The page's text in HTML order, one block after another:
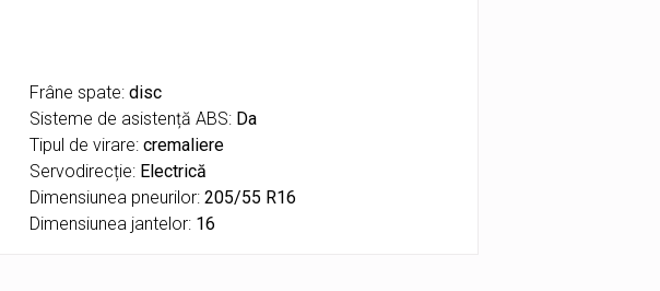
Frâne spate:disc
Sisteme de asistență ABS: Da
Tipul de virare:cremaliere
Servodirecție: Electrică
Dimensiunea pneurilor:205/55 R16
Dimensiunea jantelor: 16